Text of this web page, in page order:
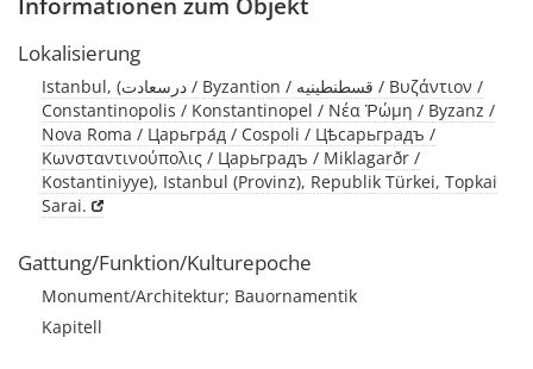
Lokalisierung
Istanbul, (درسعادت / Byzantion / قسطنطينيه / Βυζάντιον /
Constantinopolis / Konstantinopel / Νέα Ῥώμη / Byzanz /
Nova Roma / Царьгра́д / Cospoli / Цѣсарьградъ /
Κωνσταντινούπολις / Царьградъ / Miklagarðr /
Kostantiniyye), Istanbul (Provinz), Republik Türkei, Topkai
Sarai.
Gattung/Funktion/Kulturepoche
Monument/Architektur; Bauornamentik
Kapitell